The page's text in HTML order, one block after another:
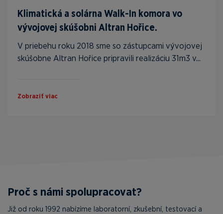
Klimatická a solárna Walk-In komora vo
vývojovej skúšobni Altran Hořice.
V priebehu roku 2018 sme so zástupcami vývojovej
skúšobne Altran Hořice pripravili realizáciu 31m3 v...
Zobraziť viac
Proč s námi spolupracovat?
Již od roku 1992 nabízíme laboratorní, zkušební, testovací a